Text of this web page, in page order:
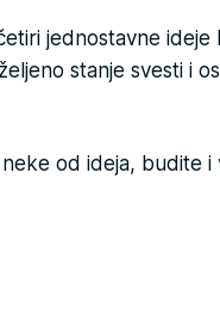
jednostavne ideje
stanje svesti i
od ideja, budite i